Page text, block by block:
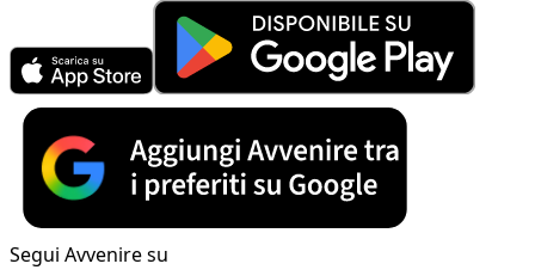
Segui Avvenire su